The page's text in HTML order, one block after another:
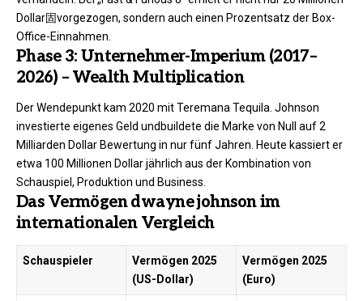
Dollar固vorgezogen, sondern auch einen Prozentsatz der Box-
Office-Einnahmen.
Phase 3: Unternehmer-Imperium (2017–
2026) – Wealth Multiplication
Der Wendepunkt kam 2020 mit Teremana Tequila. Johnson
investierte eigenes Geld undbuildete die Marke von Null auf 2
Milliarden Dollar Bewertung in nur fünf Jahren. Heute kassiert er
etwa 100 Millionen Dollar jährlich aus der Kombination von
Schauspiel, Produktion und Business.
Das Vermögen dwayne johnson im
internationalen Vergleich
Schauspieler
Vermögen 2025
(US-Dollar)
Vermögen 2025
(Euro)